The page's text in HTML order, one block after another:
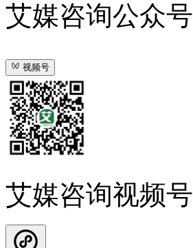
艾媒咨询公众号
视频号
艾媒咨询视频号